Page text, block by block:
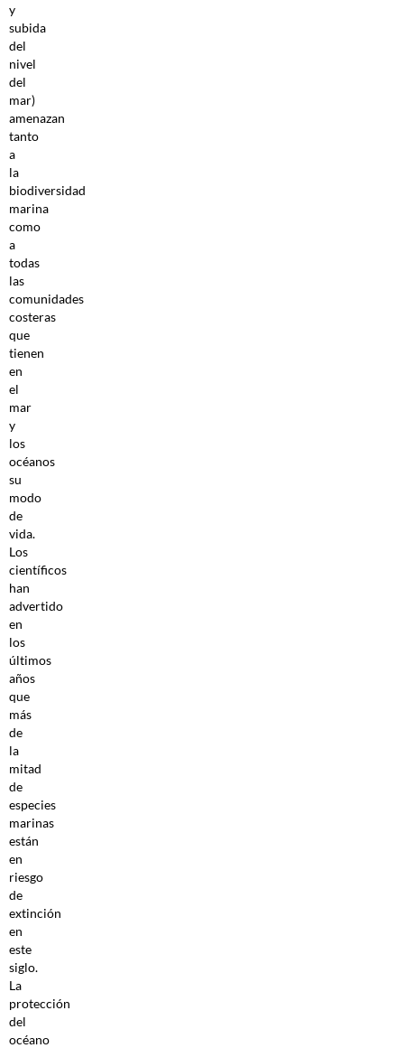
y
subida
del
nivel
del
mar)
amenazan
tanto
a
la
biodiversidad
marina
como
a
todas
las
comunidades
costeras
que
tienen
en
el
mar
y
los
océanos
su
modo
de
vida.
Los
científicos
han
advertido
en
los
últimos
años
que
más
de
la
mitad
de
especies
marinas
están
en
riesgo
de
extinción
en
este
siglo.
La
protección
del
océano